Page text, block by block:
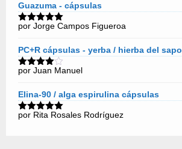
Guazuma - cápsulas
Valorado
por Jorge Campos Figueroa
PC+R cápsulas - yerba / hierba del sapo
Valorado
5
por Juan Manuel
Elina-90 / alga espirulina cápsulas
Valorado
por Rita Rosales Rodríguez